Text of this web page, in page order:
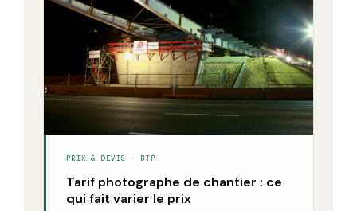
PRIX & DEVIS · BTP
Tarif photographe de chantier : ce
qui fait varier le prix